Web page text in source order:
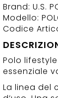
Brand: U.S.
Modello:
Codice
Polo
essenziale
La linea del